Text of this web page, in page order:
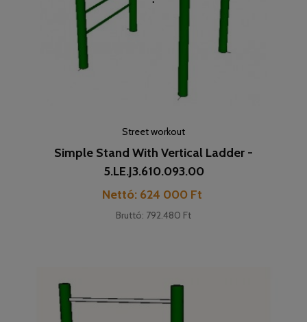
Street workout
Simple Stand With Vertical Ladder -
5.LE.J3.610.093.00
Pret
Nettó: 624 000 Ft
Bruttó: 792.480 Ft